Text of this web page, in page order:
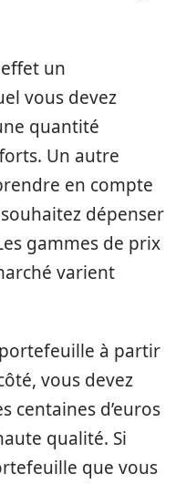
un
vous devez
quantité
Un autre
en compte
dépenser
gammes de prix
varient
à partir
vous devez
centaines d’euros
qualité. Si
que vous